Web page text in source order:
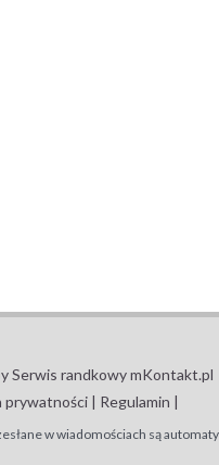
Serwis randkowy mKontakt.pl
prywatności | Regulamin |
w wiadomościach są